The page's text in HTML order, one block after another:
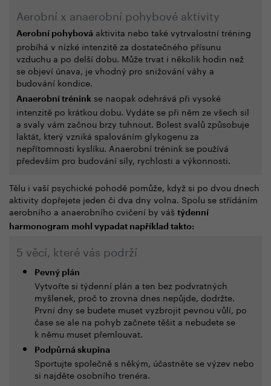
Aerobní x anaerobní pohybové aktivity
Aerobní pohybová aktivita nebo také vytrvalostní tréning
probíhá v nízké intenzitě za dostatečného přísunu
vzduchu a po delší dobu. Může trvat i několik hodin než
se objeví únava, je vhodný pro snižování váhy a
budování kondice.
Anaerobní trénink se naopak odehrává při vysoké
intenzitě po krátkou dobu. Vydáte se při něm ze všech sil
a svaly vám začnou brzy tuhnout. Bolest svalů způsobuje
laktát, který vzniká spalováním glykogenu za
nepřítomnosti kyslíku. Anaerobní trénink se používá
především pro budování síly, rychlosti a výkonnosti.
Tělu i vaší psychické pohodě pomůže, když si po dvou dnech
aktivity dopřejete jeden či dva dny volna. Spolu se střídáním
aerobního a anaerobního cvičení by váš týdenní
harmonogram mohl vypadat například takto:
5 věcí, které vás podrží
Pevný plán
Vytvořte si týdenní plán a ten bez podvratných
myšlenek, proč to zrovna dnes nepůjde, dodržte.
První dny se budete muset vyzbrojit pevnou vůlí, po
čase se ale na pohyb začnete těšit a nebudete se
k němu muset přemlouvat.
Podpůrná skupina
Sportujte společně s někým, účastněte se výzev nebo
si najděte osobního trenéra.